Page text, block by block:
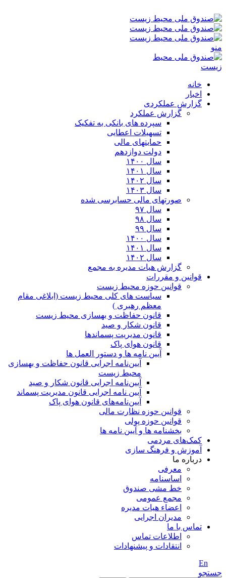
منو
خانه
اخبار
گزارش عملکردی
گزارش عملکرد
سپرده های بانکی به تفکیک
تسهیلات اعطایی
حمایتهای مالی
دولت دوازدهم
سال ۱۴۰۰
سال ۱۴۰۱
سال ۱۴۰۲
سال ۱۴۰۳
صورتهای مالی حسابرسی شده
سال ۹۷
سال ۹۸
سال ۹۹
سال ۱۴۰۰
سال ۱۴۰۱
سال ۱۴۰۲
گزارش هیات مدیره به مجمع
قوانین و مقررات
قوانین حوزه محیط زیست
ﺳﯿﺎﺳﺖ ﻫﺎی ﮐﻠﯽ ﻣﺤﯿﻂ زﯾﺴﺖ (ابلاغی مقام
معظم رهبری )
قانون حفاظت و بهسازی محیط زیست
قانون شکار و صید
قانون مدیریت پسماندها
قانون هوای پاک
آیین نامه ها و دستور العمل ها
آیین‌نامه اجرایی قانون حفاظت و بهسازی
محیط زیست
آیین‌نامه اجرایی قانون شکار و صید
آیین نامه اجرایی قانون مدیریت پسماند
آیین‌نامه‌های قانون هوای پاک
قوانین حوزه نظارت مالی
قوانین حوزه پولی
بخشنامه ها و آیین نامه ها
کمک‌های مردمی
آموزش و فرهنگ سازی
درباره ما
معرفی
اساسنامه
خط مشی صندوق
مجمع عمومی
اعضاء هیات مدیره
مدیران اجرایی
تماس با ما
اطلاعات تماس
انتقادات و پیشنهادات
En
جستجو